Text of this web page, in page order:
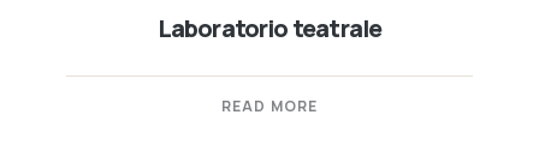
Laboratorio teatrale
READ MORE